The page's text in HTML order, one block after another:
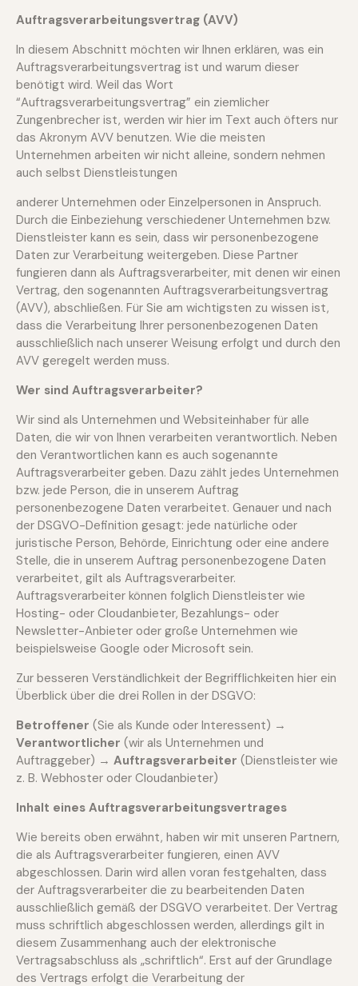
Auftragsverarbeitungsvertrag (AVV)
In diesem Abschnitt möchten wir Ihnen erklären, was ein
Auftragsverarbeitungsvertrag ist und warum dieser
benötigt wird. Weil das Wort
“Auftragsverarbeitungsvertrag” ein ziemlicher
Zungenbrecher ist, werden wir hier im Text auch öfters nur
das Akronym AVV benutzen. Wie die meisten
Unternehmen arbeiten wir nicht alleine, sondern nehmen
auch selbst Dienstleistungen
anderer Unternehmen oder Einzelpersonen in Anspruch.
Durch die Einbeziehung verschiedener Unternehmen bzw.
Dienstleister kann es sein, dass wir personenbezogene
Daten zur Verarbeitung weitergeben. Diese Partner
fungieren dann als Auftragsverarbeiter, mit denen wir einen
Vertrag, den sogenannten Auftragsverarbeitungsvertrag
(AVV), abschließen. Für Sie am wichtigsten zu wissen ist,
dass die Verarbeitung Ihrer personenbezogenen Daten
ausschließlich nach unserer Weisung erfolgt und durch den
AVV geregelt werden muss.
Wer sind Auftragsverarbeiter?
Wir sind als Unternehmen und Websiteinhaber für alle
Daten, die wir von Ihnen verarbeiten verantwortlich. Neben
den Verantwortlichen kann es auch sogenannte
Auftragsverarbeiter geben. Dazu zählt jedes Unternehmen
bzw. jede Person, die in unserem Auftrag
personenbezogene Daten verarbeitet. Genauer und nach
der DSGVO-Definition gesagt: jede natürliche oder
juristische Person, Behörde, Einrichtung oder eine andere
Stelle, die in unserem Auftrag personenbezogene Daten
verarbeitet, gilt als Auftragsverarbeiter.
Auftragsverarbeiter können folglich Dienstleister wie
Hosting- oder Cloudanbieter, Bezahlungs- oder
Newsletter-Anbieter oder große Unternehmen wie
beispielsweise Google oder Microsoft sein.
Zur besseren Verständlichkeit der Begrifflichkeiten hier ein
Überblick über die drei Rollen in der DSGVO:
Betroffener (Sie als Kunde oder Interessent) →
Verantwortlicher (wir als Unternehmen und
Auftraggeber) → Auftragsverarbeiter (Dienstleister wie
z. B. Webhoster oder Cloudanbieter)
Inhalt eines Auftragsverarbeitungsvertrages
Wie bereits oben erwähnt, haben wir mit unseren Partnern,
die als Auftragsverarbeiter fungieren, einen AVV
abgeschlossen. Darin wird allen voran festgehalten, dass
der Auftragsverarbeiter die zu bearbeitenden Daten
ausschließlich gemäß der DSGVO verarbeitet. Der Vertrag
muss schriftlich abgeschlossen werden, allerdings gilt in
diesem Zusammenhang auch der elektronische
Vertragsabschluss als „schriftlich“. Erst auf der Grundlage
des Vertrags erfolgt die Verarbeitung der